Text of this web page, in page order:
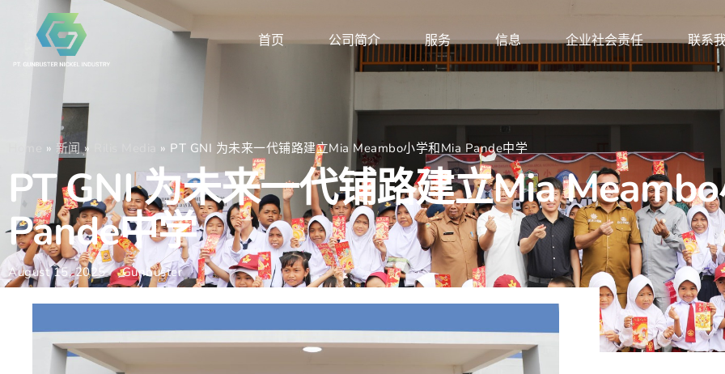
首页 公司简介 服务 信息 企业社会责任 联系
» 新闻» » PT GNI 为未来一代铺路建立Mia Meambo小学和Mia Pande中学
PT GNI 为未来一代铺路建立Mia
Pande中学
August 15, 2025 Gunbuster